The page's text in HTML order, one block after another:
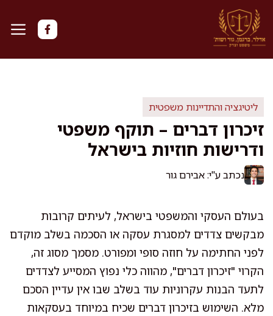
לדלג
לתוכן
ליטיגציה והתדיינות משפטית
זיכרון דברים – תוקף משפטי
ודרישות חוזיות בישראל
נכתב ע"י: אבירם גור
בעולם העסקי והמשפטי בישראל, לעיתים קרובות
מבקשים צדדים למסגרת עסקה או הסכמה בשלב מוקדם
לפני החתימה על חוזה סופי ומפורט. מסמך מסוג זה,
הקרוי "זיכרון דברים", מהווה כלי נפוץ המסייע לצדדים
לתעד הבנות עקרוניות עוד בשלב שבו אין עדיין הסכם
מלא. השימוש בזיכרון דברים שכיח במיוחד בעסקאות